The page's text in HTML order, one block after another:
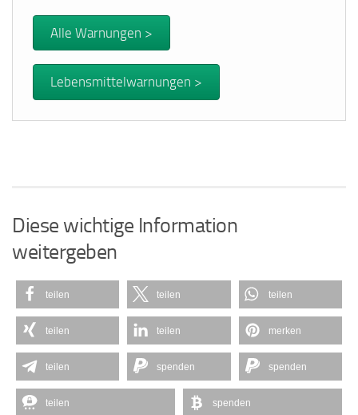
Alle Warnungen >
Lebensmittelwarnungen >
Diese wichtige Information
weitergeben
teilen teilen teilen
teilen teilen merken
teilen spenden spenden
teilen spenden